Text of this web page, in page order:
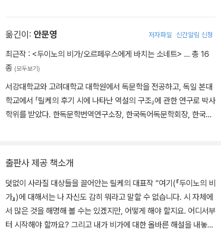
태어난 자정 무렵이 예수 탄생 시각과 같다는 이유로 아들 릴케가 성
모 마리아의 은총으로 태어난 것이라 여겼다. 육군학교 중퇴 후 프라
하대학에 입학해 미술사, 문학사, 철학 강의 등을 수강한 릴케는 프라
다. 1897년 일생에 걸쳐 깊은 영향을 받은 연인 루 살로메를 만난 그
는 그녀의 권유로 본명 ‘르네’를 독일식인 ‘라이너’로 바꾸었다. 주요
시집으로 『형상시집』(1902), 『기도시집』(1905), 『신시집』(1907),
이 있다. 백혈병 투병 중 걸린 폐혈증으로 1926년 스위스 발몽요양원
옮긴이: 안문영 저자파일 신간알림 신청
최근작 : <두이노의 비가/오르페우스에게 바치는 소네트> … 총 16
종 (모두보기)
서강대학교와 고려대학교 대학원에서 독문학을 전공하고, 독일 본대
학교에서 「릴케의 후기 시에 나타난 역설의 구조」에 관한 연구로 박사
학위를 받았다. 한독문학번역연구소장, 한국독어독문학회장, 한국괴
전주의자들의 대화에 나타난 전일주의사상」, 「구체시의 시론적 의
미」, 「생선의 언어─현대시에 나타난 언어 회의」, 「실험과 탐험─한국
독문학자의 시각에서 본 독일 자연과학자(알렉산더 폰 훔볼트)」, 「한
국 현대문학에 나타난 무속적 모티프」, 「판소리 적벽가의 중국 역사
수용 양상」 등 현대 독일문학과 한독 문화 교류에 관한 다수의 독문
출판사 제공 책소개
덧없이 사라질 대상들을 끌어안는 릴케의 대표작 “여기(『두이노의 비
가』)에 대해서는 나 자신도 감히 뭐라고 말할 수 없습니다. 시 자체에
서 많은 것을 해명해 볼 수는 있겠지만, 어떻게 해야 할지요. 어디서부
터 시작해야 할까요? 그리고 내가 비가에 대한 올바른 해설을 내놓아